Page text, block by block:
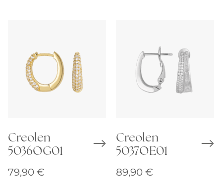
Creolen
5036OG01
79,90 €
Creolen
5037OE01
89,90 €